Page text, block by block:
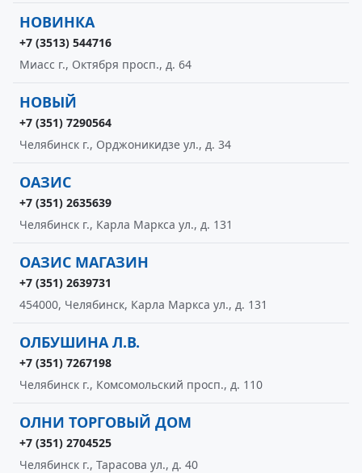
НОВИНКА
+7 (3513) 544716
Миасс г., Октября просп., д. 64
НОВЫЙ
+7 (351) 7290564
Челябинск г., Орджоникидзе ул., д. 34
ОАЗИС
+7 (351) 2635639
Челябинск г., Карла Маркса ул., д. 131
ОАЗИС МАГАЗИН
+7 (351) 2639731
454000, Челябинск, Карла Маркса ул., д. 131
ОЛБУШИНА Л.В.
+7 (351) 7267198
Челябинск г., Комсомольский просп., д. 110
ОЛНИ ТОРГОВЫЙ ДОМ
+7 (351) 2704525
Челябинск г., Тарасова ул., д. 40